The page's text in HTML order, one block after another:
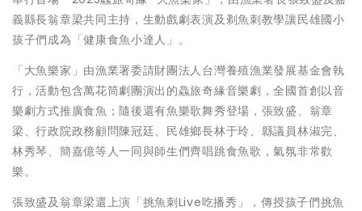
義縣長翁章梁共同主持，生動戲劇表演及剃魚刺教學讓民雄國小
孩子們成為「健康食魚小達人」。
「大魚樂家」由漁業署委請財團法人台灣養殖漁業發展基金會執
行，活動包含萬花筒劇團演出的鱻旅奇緣音樂劇，全國首創以音
樂劇方式推廣食魚；隨後還有魚樂歌舞秀登場，張致盛、翁章
梁、行政院政務顧問陳冠廷、民雄鄉長林于玲、縣議員林淑完、
林秀琴、簡嘉億等人一同與師生們齊唱跳食魚歌，氣氛非常歡
樂。
張致盛及翁章梁還上演「挑魚刺Live吃播秀」，傳授孩子們挑魚